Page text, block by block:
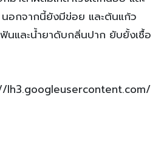
กจากนี้ยังมีข่อย และต้นแก้ว
นและน้ำยาดับกลิ่นปาก ยับยั้งเชื้อ